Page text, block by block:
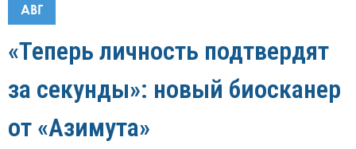
АВГ
«Теперь личность подтвердят
за секунды»: новый биосканер
от «Азимута»